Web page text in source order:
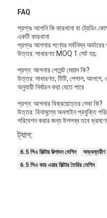
FAQ
প্রশ্নঃ আপনি কি কারখানা বা ট্রেডিং
একটি কারখানা
প্রশ্নঃ আপনার পণ্যের সর্বনিম্ন
উত্তর: সাধারণত MOQ 1 সেট হয়;
প্রশ্ন: আপনার পেমেন্ট মেয়াদ কি?
উত্তর: সাধারণত, টিটি, পেপাল, আলপে,
অনুযায়ী নির্বাচন করা যেতে পারে
প্রশ্ন: আপনার বিক্রয়োত্তর সেবা কি?
উত্তর: বিনামূল্যে অনলাইন প্রযুক্তি
পরিবেশন করার জন্য উপলব্ধ তবে
ট্যাগ:
6.5 পিএ ফিল্টার উত্পাদন মেশিন
অভ্যন্তরীণ
6.5 পিএ কার এয়ার ফিল্টার তৈরির মেশিন